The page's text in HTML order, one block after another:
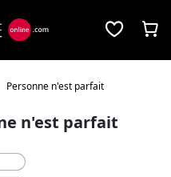
Personne n'est parfait
n'est parfait